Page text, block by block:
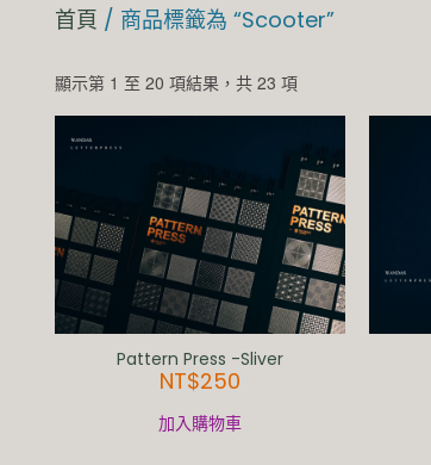
首頁 / 商品標籤為 “Scooter”
顯示第 1 至 20 項結果，共 23 項
Pattern Press -Sliver
NT$250
加入購物車